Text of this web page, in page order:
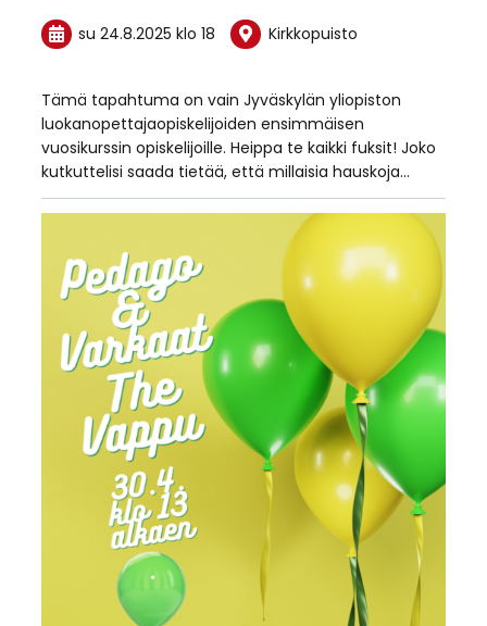
su 24.8.2025klo 18 Kirkkopuisto
Tämä tapahtuma on vain Jyväskylän yliopiston
luokanopettajaopiskelijoiden ensimmäisen
vuosikurssin opiskelijoille. Heippa te kaikki fuksit! Joko
kutkuttelisi saada tietää, että millaisia hauskoja…